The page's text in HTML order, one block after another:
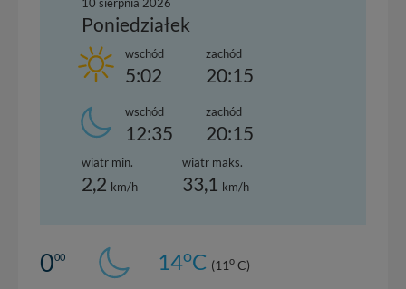
Poniedziałek
wschód
5:02
zachód
20:15
wschód
12:35
zachód
20:15
wiatr min.
2,2 km/h
wiatr maks.
33,1 km/h
000 14oC (11o C)